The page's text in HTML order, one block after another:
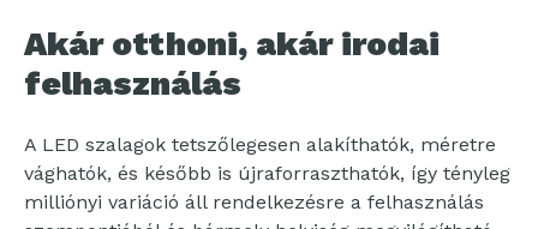
Akár otthoni, akár irodai
felhasználás
A LED szalagok tetszőlegesen alakíthatók, méretre
vághatók, és később is újraforraszthatók, így tényleg
milliónyi variáció áll rendelkezésre a felhasználás